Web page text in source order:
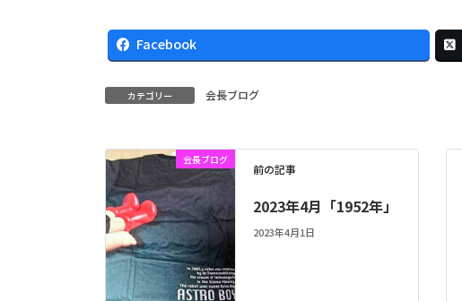
Facebook
カテゴリー 会長ブログ
会長ブログ
前の記事
2023年4月「1952年」
2023年4月1日